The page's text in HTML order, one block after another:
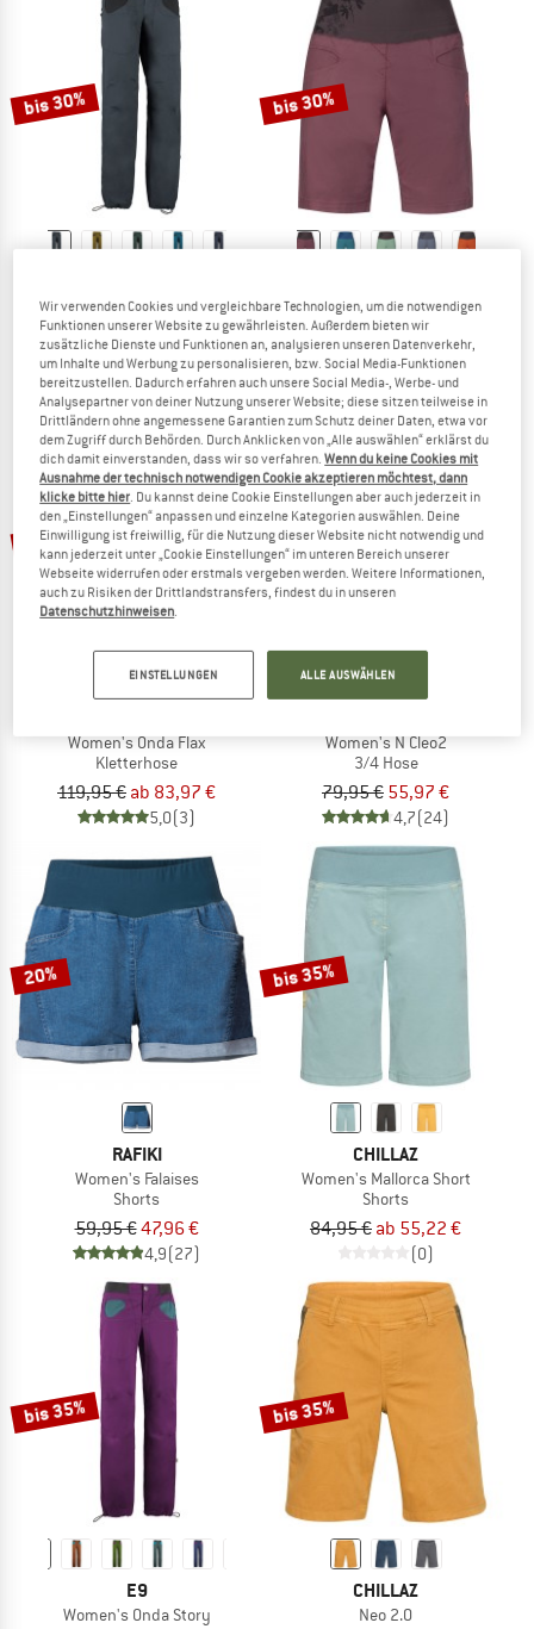
ZUM SOMMER SALE
bis 30%
Rondo Slim
Kletterhose
99,95 €ab 69,97 €
4,8(6)
bis 30%
Women's Muriel
Shorts
59,95 €ab 41,97 €
4,8(31)
bis 30%
Women's Onda Flax
Kletterhose
119,95 € ab 83,97 €
5,0(3)
30%
Women's N Cleo2
3/4 Hose
79,95 € 55,97 €
4,7(24)
20%
RAFIKI
Women's Falaises
Shorts
59,95 €47,96 €
4,9(27)
bis 35%
CHILLAZ
Women's Mallorca Short
Shorts
84,95 € ab 55,22 €
(0)
bis 35%
E9
Women's Onda Story
bis 35%
CHILLAZ
Neo 2.0
Wir verwenden Cookies und vergleichbare Technologien, um die notwendigen
Funktionen unserer Website zu gewährleisten. Außerdem bieten wir
zusätzliche Dienste und Funktionen an, analysieren unseren Datenverkehr,
um Inhalte und Werbung zu personalisieren, bzw. Social Media-Funktionen
bereitzustellen. Dadurch erfahren auch unsere Social Media-, Werbe- und
Analysepartner von deiner Nutzung unserer Website; diese sitzen teilweise in
Drittländern ohne angemessene Garantien zum Schutz deiner Daten, etwa vor
dem Zugriff durch Behörden. Durch Anklicken von „Alle auswählen“ erklärst du
dich damit einverstanden, dass wir so verfahren.Wenn du keine Cookies mit
Ausnahme der technisch notwendigen Cookie akzeptieren möchtest, dann
klicke bitte hier . Du kannst deine Cookie Einstellungen aber auch jederzeit in
den „Einstellungen“ anpassen und einzelne Kategorien auswählen. Deine
Einwilligung ist freiwillig, für die Nutzung dieser Website nicht notwendig und
kann jederzeit unter „Cookie Einstellungen“ im unteren Bereich unserer
Webseite widerrufen oder erstmals vergeben werden. Weitere Informationen,
auch zu Risiken der Drittlandstransfers, findest du in unseren
Datenschutzhinweisen
EINSTELLUNGEN ALLE AUSWÄHLEN